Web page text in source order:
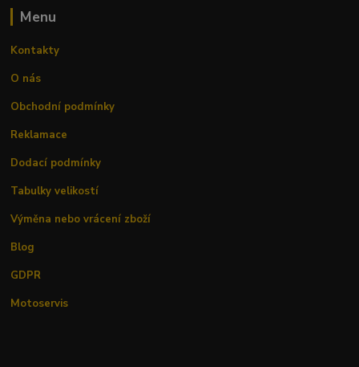
Menu
Kontakty
O nás
Obchodní podmínky
Reklamace
Dodací podmínky
Tabulky velikostí
Výměna nebo vrácení zboží
Blog
GDPR
Motoservis